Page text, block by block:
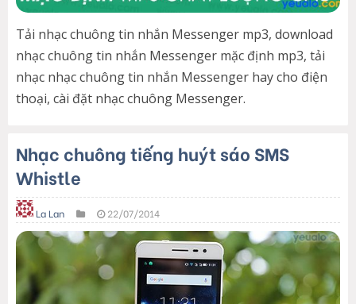
Tải nhạc chuông tin nhắn Messenger mp3, download
nhạc chuông tin nhắn Messenger mặc định mp3, tải
nhạc nhạc chuông tin nhắn Messenger hay cho điện
thoại, cài đặt nhạc chuông Messenger.
Nhạc chuông tiếng huýt sáo SMS
Whistle
La Lan 22/07/2014